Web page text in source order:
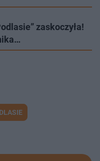
zaskoczyła!